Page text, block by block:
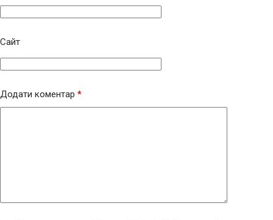
Сайт
Додати коментар *